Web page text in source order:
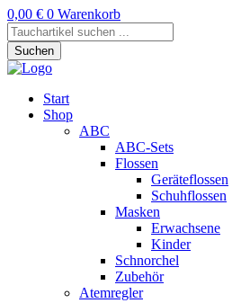
0,00 € 0 Warenkorb
Products
search
Suchen
Start
Shop
ABC
ABC-Sets
Flossen
Geräteflossen
Schuhflossen
Masken
Erwachsene
Kinder
Schnorchel
Zubehör
Atemregler